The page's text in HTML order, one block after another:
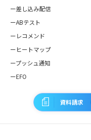
ー差し込み配信
ーABテスト
ーレコメンド
ーヒートマップ
ープッシュ通知
ーEFO
資料請求